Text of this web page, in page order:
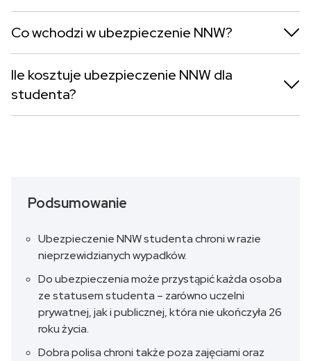
Co wchodzi w ubezpieczenie NNW?
Ile kosztuje ubezpieczenie NNW dla
studenta?
Podsumowanie
Ubezpieczenie NNW studenta chroni w razie
nieprzewidzianych wypadków.
Do ubezpieczenia może przystąpić każda osoba
ze statusem studenta – zarówno uczelni
prywatnej, jak i publicznej, która nie ukończyła 26
roku życia.
Dobra polisa chroni także poza zajęciami oraz